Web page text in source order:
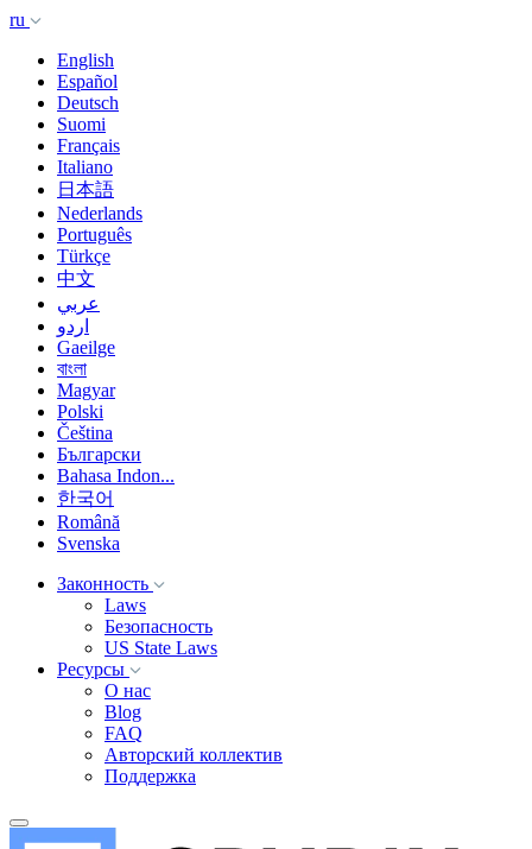
ru
English
Español
Deutsch
Suomi
Français
Italiano
日本語
Nederlands
Português
Türkçe
中文
عربي
اردو
Gaeilge
বাংলা
Magyar
Polski
Čeština
Български
Bahasa Indon...
한국어
Română
Svenska
Законность
Laws
Безопасность
US State Laws
Ресурсы
О нас
Blog
FAQ
Авторский коллектив
Поддержка